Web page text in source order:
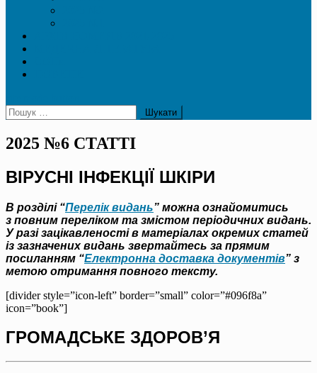
Пошук:
2025 №6 СТАТТІ
ВІРУСНІ ІНФЕКЦІЇ ШКІРИ
В розділі “Перелік видань” можна ознайомитись
з повним переліком та змістом періодичних видань.
У разі зацікавленості в матеріалах окремих статей
із зазначених видань звертайтесь за прямим
посиланням “Електронна доставка документів” з
метою отримання повного тексту.
[divider style=”icon-left” border=”small” color=”#096f8a”
icon=”book”]
ГРОМАДСЬКЕ ЗДОРОВ’Я